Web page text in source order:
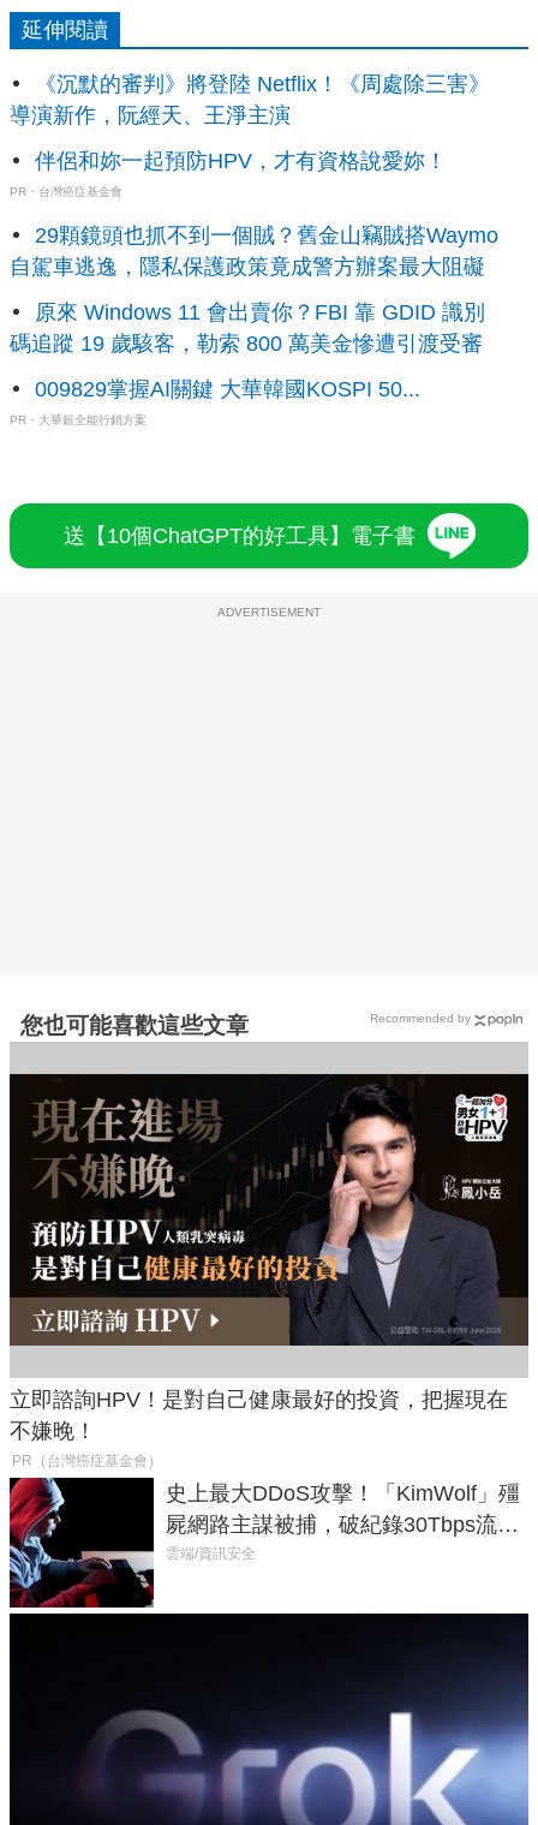
延伸閱讀
《沉默的審判》將登陸 Netflix！《周處除三害》
導演新作，阮經天、王淨主演
伴侶和妳一起預防HPV，才有資格說愛妳！
PR・台灣癌症基金會
29顆鏡頭也抓不到一個賊？舊金山竊賊搭Waymo
自駕車逃逸，隱私保護政策竟成警方辦案最大阻礙
原來 Windows 11 會出賣你？FBI 靠 GDID 識別
碼追蹤 19 歲駭客，勒索 800 萬美金慘遭引渡受審
009829掌握AI關鍵 大華韓國KOSPI 50...
PR・大華銀全能行銷方案
送【10個ChatGPT的好工具】電子書
ADVERTISEMENT
您也可能喜歡這些文章
立即諮詢HPV！是對自己健康最好的投資，把握現在
不嫌晚！
PR（台灣癌症基金會）
史上最大DDoS攻擊！「KimWolf」殭
屍網路主謀被捕，破紀錄30Tbps流量
癱瘓全球！
雲端/資訊安全
Recommended by